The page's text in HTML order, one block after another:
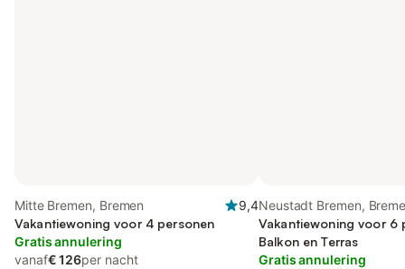
Mitte Bremen, Bremen
9,4
Vakantiewoning voor 4 personen
Gratis annulering
vanaf€ 126per nacht
Neustadt Bremen,
Vakantiewoning voor 6
Balkon en Terras
Gratis annulering